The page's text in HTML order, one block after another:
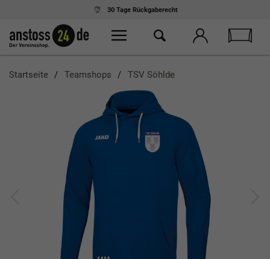
30 Tage Rückgaberecht
Startseite Teamshops TSV Söhlde